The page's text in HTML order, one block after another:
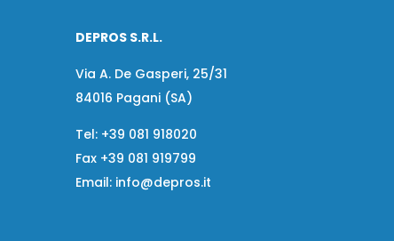
DEPROS S.R.L.
Via A. De Gasperi, 25/31
84016 Pagani (SA)
Tel: +39 081 918020
Fax +39 081 919799
Email: info@depros.it